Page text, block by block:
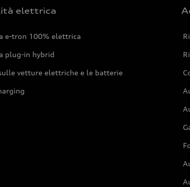
elettrica
e-tron 100% elettrica
plug-in hybrid
vetture elettriche e le batterie